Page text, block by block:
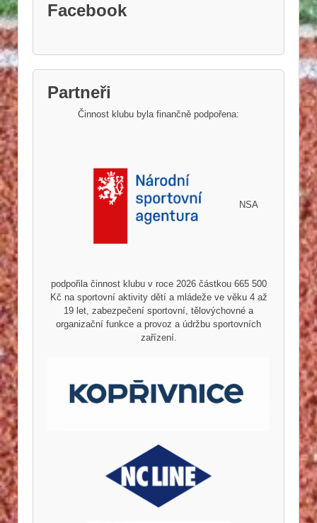
Facebook
Partneři
Činnost klubu byla finančně podpořena:
NSA
podpořila činnost klubu v roce 2026 částkou 665 500
Kč na sportovní aktivity dětí a mládeže ve věku 4 až
19 let, zabezpečení sportovní, tělovýchovné a
organizační funkce a provoz a údržbu sportovních
zařízení.